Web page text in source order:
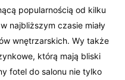
popularnością od kilku
najbliższym czasie miały
wnętrzarskich. Wy także
którą mają bliski
fotel do salonu nie tylko